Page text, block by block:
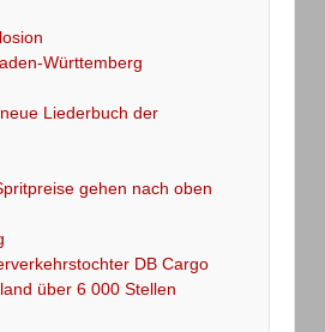
Württemberg
Liederbuch der
gehen nach oben
DB Cargo
über 6 000 Stellen